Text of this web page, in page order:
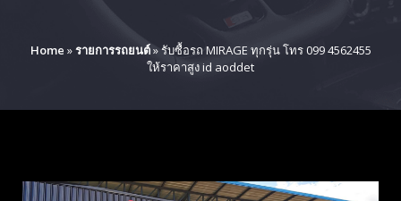
Home »รายการรถยนต์»รับซื้อรถ MIRAGE ทุกรุ่น โทร 099 4562455
ให้ราคาสูง id aoddet